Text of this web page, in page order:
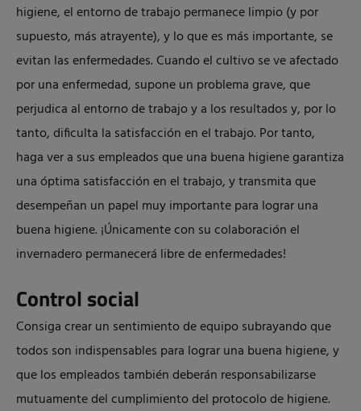
higiene, el entorno de trabajo permanece limpio (y por
supuesto, más atrayente), y lo que es más importante, se
evitan las enfermedades. Cuando el cultivo se ve afectado
por una enfermedad, supone un problema grave, que
perjudica al entorno de trabajo y a los resultados y, por lo
tanto, dificulta la satisfacción en el trabajo. Por tanto,
haga ver a sus empleados que una buena higiene garantiza
una óptima satisfacción en el trabajo, y transmita que
desempeñan un papel muy importante para lograr una
buena higiene. ¡Únicamente con su colaboración el
invernadero permanecerá libre de enfermedades!
Control social
Consiga crear un sentimiento de equipo subrayando que
todos son indispensables para lograr una buena higiene, y
que los empleados también deberán responsabilizarse
mutuamente del cumplimiento del protocolo de higiene.